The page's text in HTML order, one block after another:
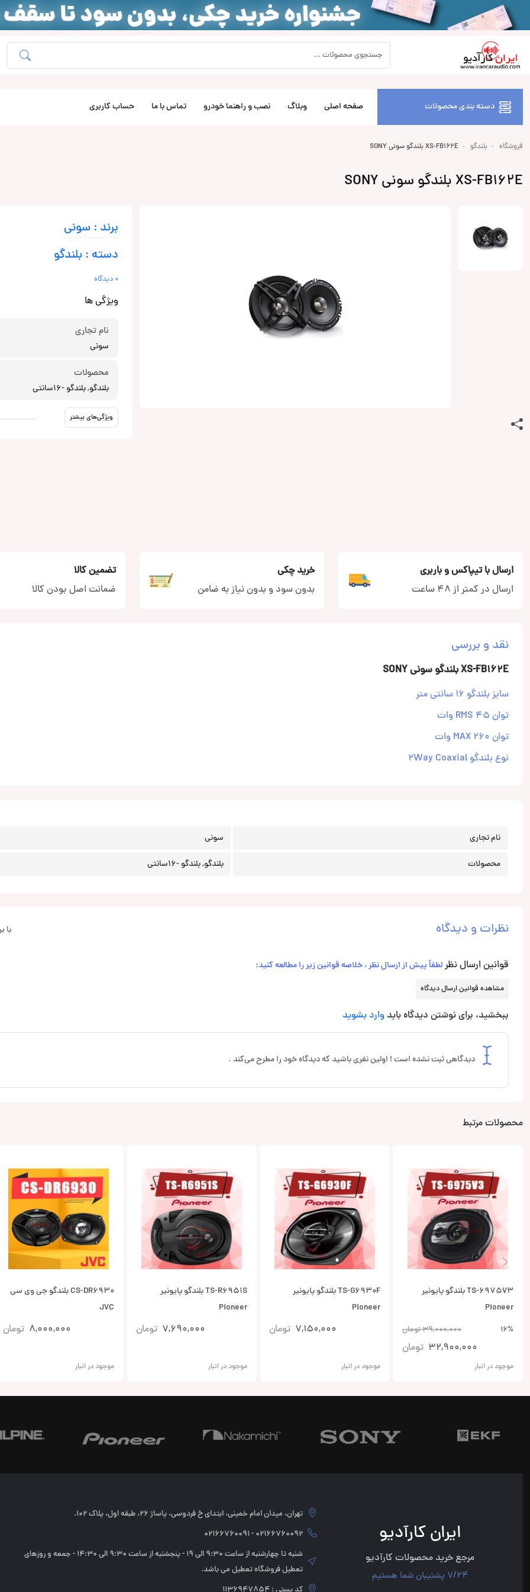
دسته بندی محصولات صفحه اصلی وبلاگ نصب و راهنما خودرو تماس با ما حساب کاربری
فروشگاه بلندگو XS-FB162E بلندگو سونی SONY
XS-FB162E بلندگو سونی SONY
برند : سونی
دسته : بلندگو
0 دیدگاه
ویژگی ها
نام تجاری
سونی
محصولات
بلندگو, بلندگو -16سانتی
ویژگی‌های بیشتر
ارسال با تیپاکس و باربری
ارسال در کمتر از 48 ساعت
خرید چکی
بدون سود و بدون نیاز به ضامن
تضمین کالا
ضمانت اصل بودن کالا
نقد و بررسی
XS-FB162E بلندگو سونی SONY
سایز بلندگو 16 سانتی متر
توان RMS 45 وات
توان MAX 260 وات
نوع بلندگو 2Way Coaxial
نام تجاری سونی
محصولات بلندگو, بلندگو -16سانتی
نظرات و دیدگاه با
قوانین ارسال نظرلطفاً پیش از ارسال نظر ، خلاصه قوانین زیر را مطالعه کنید:
مشاهده قوانین ارسال دیدگاه
ببخشید، برای نوشتن دیدگاه باید وارد بشوید
دیدگاهی ثبت نشده است ! اولین نفری باشید که دیدگاه خود را مطرح می‌کند .
محصولات مرتبط
TS-6975V3 بلندگو پایونیر
Pioneer
16%
39,000,000تومان
32,900,000 تومان
موجود در انبار
TS-G6930F بلندگو پایونیر
Pioneer
7,150,000 تومان
موجود در انبار
TS-R6951S بلندگو پایونیر
Pioneer
7,690,000 تومان
موجود در انبار
CS-DR6930 بلندگو جی وی سی
JVC
8,000,000 تومان
موجود در انبار
ایران کارآدیو
مرجع خرید محصولات کارآدیو
7/24 پشتیبان شما هستیم
تهران، میدان امام خمینی، ابتدای خ فردوسی، پاساژ 26، طبقه اول، پلاک 102.
02166760092 - 02166760091
شنبه تا چهارشنبه از ساعت 9:30 الی 19 - پنجشنبه از ساعت 9:30 الی 14:30 - جمعه و روزهای
تعطیل فروشگاه تعطیل می باشد.